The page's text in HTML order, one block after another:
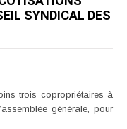
SYNDICAL DES
trois copropriétaires à
générale, pour